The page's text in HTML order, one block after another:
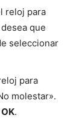
reloj para
que
seleccionar
para
molestar».
.